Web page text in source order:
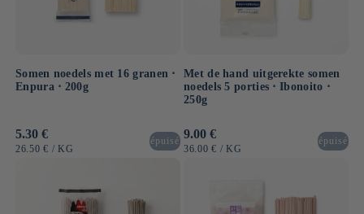
Somen noedels met 16 granen ⋅
Enpura ⋅ 200g
Normale
prijs
5.30 €
EENHEIDSPRIJS
26.50 € / PER
KG
épuisé
Met de hand uitgerekte somen
noedels 5 porties ⋅ Ibonoito ⋅
250g
Normale
prijs
9.00 €
EENHEIDSPRIJS
36.00 € / PER
KG
épuisé